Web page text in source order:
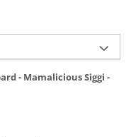
- Mamalicious Siggi -